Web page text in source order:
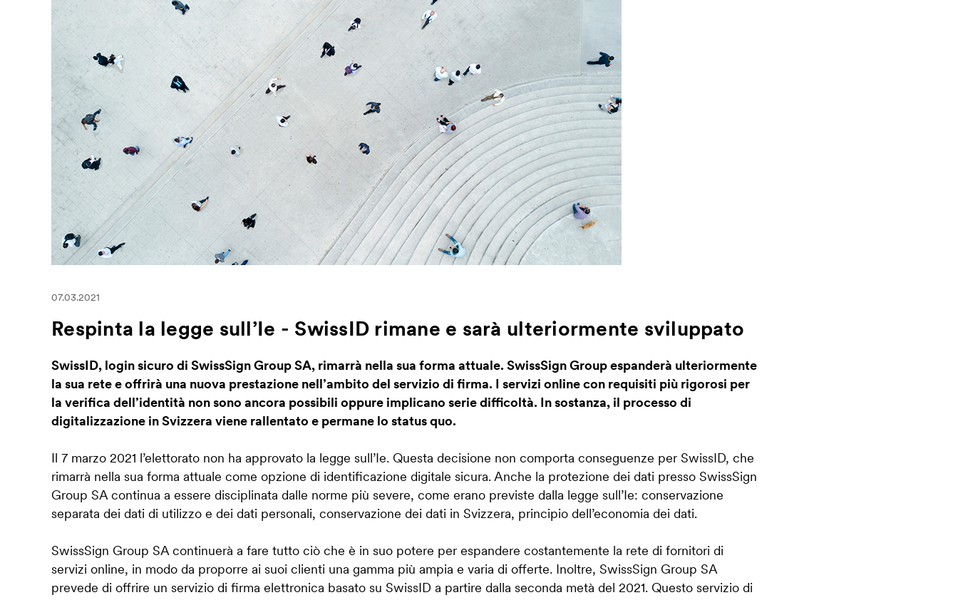
07.03.2021
Respinta la legge sull’Ie - SwissID rimane e sarà ulteriormente sviluppato
SwissID, login sicuro di SwissSign Group SA, rimarrà nella sua forma attuale. SwissSign Group espanderà ulteriormente
la sua rete e offrirà una nuova prestazione nell’ambito del servizio di firma. I servizi online con requisiti più rigorosi per
la verifica dell’identità non sono ancora possibili oppure implicano serie difficoltà. In sostanza, il processo di
digitalizzazione in Svizzera viene rallentato e permane lo status quo.
Il 7 marzo 2021 l’elettorato non ha approvato la legge sull’Ie. Questa decisione non comporta conseguenze per SwissID, che
rimarrà nella sua forma attuale come opzione di identificazione digitale sicura. Anche la protezione dei dati presso SwissSign
Group SA continua a essere disciplinata dalle norme più severe, come erano previste dalla legge sull’Ie: conservazione
separata dei dati di utilizzo e dei dati personali, conservazione dei dati in Svizzera, principio dell’economia dei dati.
SwissSign Group SA continuerà a fare tutto ciò che è in suo potere per espandere costantemente la rete di fornitori di
servizi online, in modo da proporre ai suoi clienti una gamma più ampia e varia di offerte. Inoltre, SwissSign Group SA
prevede di offrire un servizio di firma elettronica basato su SwissID a partire dalla seconda metà del 2021. Questo servizio di